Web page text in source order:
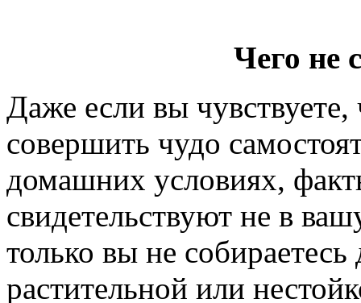
Чего не
Даже если вы
совершить чудо
домашних условиях,
свидетельствуют не в
только вы не
растительной или